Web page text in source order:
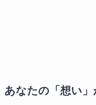
あなたの「想い」